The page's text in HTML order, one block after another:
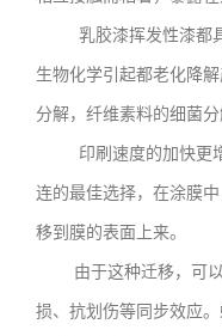
乳胶漆挥发性漆都具
生物化学引起都老化降
分解，纤维素料的细菌分
印刷速度的加快更增
连的最佳选择，在涂膜
移到膜的表面上来。
由于这种迁移，可以
损、抗划伤等同步效应